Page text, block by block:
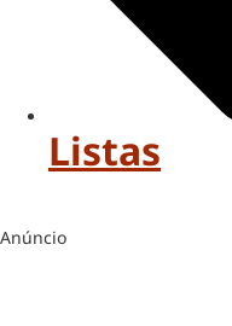
Listas
Anúncio